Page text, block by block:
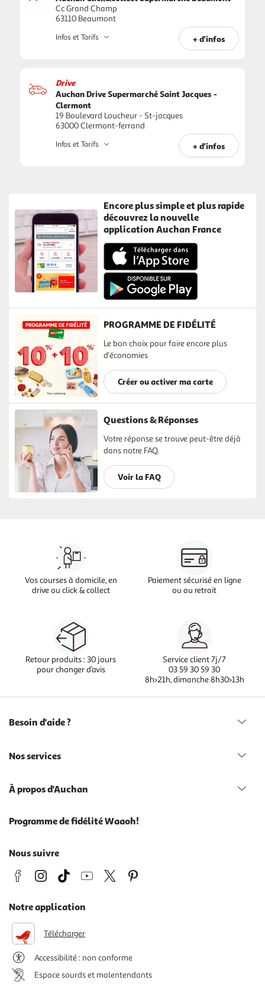
Cc Grand Champ
63110 Beaumont
+ d'infos
Infos et Tarifs
Drive
Auchan Drive Supermarché Saint Jacques -
Clermont
19 Boulevard Loucheur - St-jacques
63000 Clermont-ferrand
+ d'infos
Infos et Tarifs
Encore plus simple et plus rapide
découvrez la nouvelle
application Auchan France
PROGRAMME DE FIDÉLITÉ
Le bon choix pour faire encore plus
d'économies
Créer ou activer ma carte
Questions & Réponses
Votre réponse se trouve peut-être déjà
dans notre FAQ.
Voir la FAQ
Vos courses à domicile, en
drive ou click & collect
Paiement sécurisé en ligne
ou au retrait
Retour produits : 30 jours
pour changer d’avis
Service client 7j/7
03 59 30 59 30
8h>21h, dimanche 8h30>13h
Besoin d'aide ?
Nos services
À propos d'Auchan
Programme de fidélité Waaoh!
Nous suivre
Notre application
Télécharger
Accessibilité : non conforme
Espace sourds et malentendants